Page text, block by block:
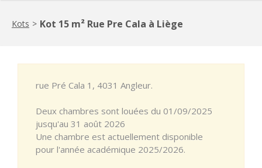
Kots > Kot 15 m² Rue Pre Cala à Liège
rue Pré Cala 1, 4031 Angleur.
Deux chambres sont louées du 01/09/2025
jusqu'au 31 août 2026
Une chambre est actuellement disponible
pour l'année académique 2025/2026.